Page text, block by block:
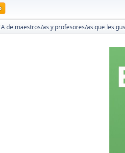
de maestros/as y profesores/as que les